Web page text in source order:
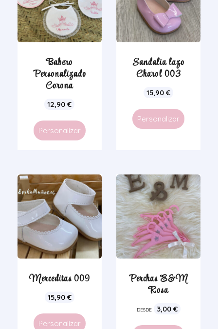
Babero
Personalizado
Corona
12,90€
Personalizar
Sandalia lazo
Charol 003
15,90€
Personalizar
Merceditas 009
15,90 €
Personalizar
Perchas E&M
Rosa
DESDE 3,00 €